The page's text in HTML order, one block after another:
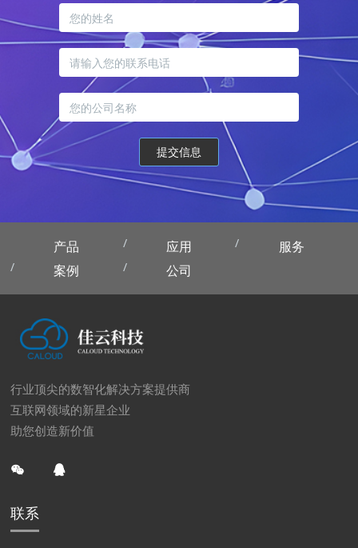
提交信息
产品 应用
服务
案例
公司
行业顶尖的数智化解决方案提供商
互联网领域的新星企业
助您创造新价值
联系